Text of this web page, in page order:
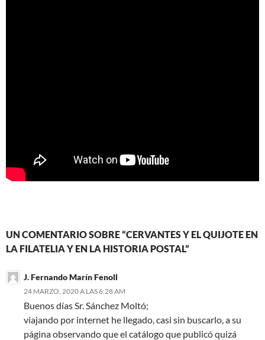
UN COMENTARIO SOBRE “CERVANTES Y EL QUIJOTE EN
LA FILATELIA Y EN LA HISTORIA POSTAL”
J. Fernando Marín Fenoll
24 MARZO, 2020 A LAS 6:28 AM
Buenos días Sr. Sánchez Moltó;
viajando por internet he llegado, casi sin buscarlo, a su
página observando que el catálogo que publicó quizá